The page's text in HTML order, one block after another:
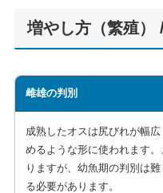
増やし方（繁殖）
雌雄の判別
成熟したオスは尻びれが幅
めるような形に使われます
りますが、幼魚期の判別は
る必要があります。